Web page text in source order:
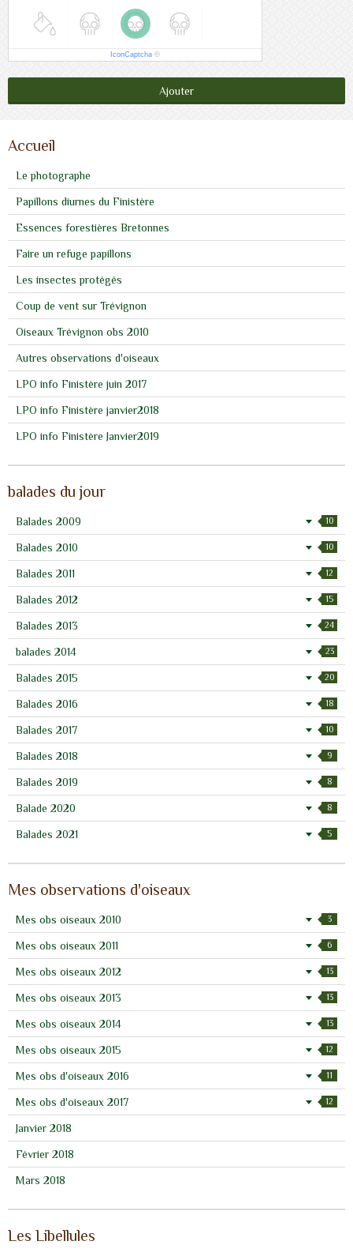
IconCaptcha ©
Ajouter
Accueil
Le photographe
Papillons diurnes du Finistère
Essences forestières Bretonnes
Faire un refuge papillons
Les insectes protégés
Coup de vent sur Trévignon
Oiseaux Trévignon obs 2010
Autres observations d'oiseaux
LPO info Finistère juin 2017
LPO info Finistère janvier2018
LPO info Finistère Janvier2019
balades du jour
Balades 2009 10
Balades 2010 10
Balades 2011 12
Balades 2012 15
Balades 2013 24
balades 2014 23
Balades 2015 20
Balades 2016 18
Balades 2017 10
Balades 2018 9
Balades 2019 8
Balade 2020 8
Balades 2021 5
Mes observations d'oiseaux
Mes obs oiseaux 2010 3
Mes obs oiseaux 2011 6
Mes obs oiseaux 2012 13
Mes obs oiseaux 2013 13
Mes obs oiseaux 2014 13
Mes obs oiseaux 2015 12
Mes obs d'oiseaux 2016 11
Mes obs d'oiseaux 2017 12
Janvier 2018
Février 2018
Mars 2018
Les Libellules